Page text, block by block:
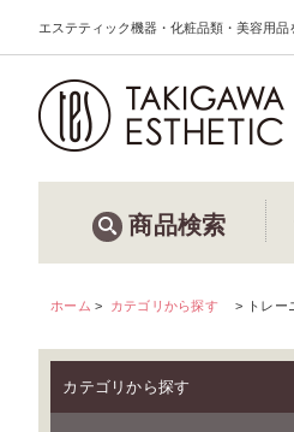
エステティック機器・化粧品類・美容用品
商品検索
ホーム > カテゴリから探す トレー
カテゴリから探す